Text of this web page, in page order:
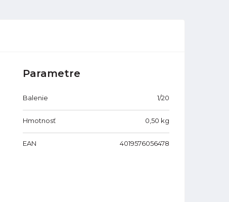
Parametre
Balenie 1/20
Hmotnosť 0,50 kg
EAN 4019576056478